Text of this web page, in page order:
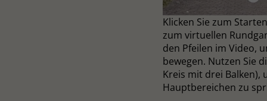
Klicken Sie zum
zum virtuellen
den Pfeilen im Video,
bewegen. Nutzen Sie
Kreis mit drei Balken),
Hauptbereichen zu